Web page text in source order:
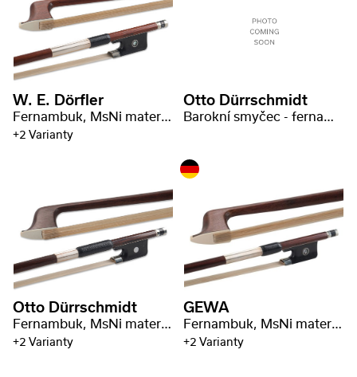
W. E. Dörfler
Fernambuk, MsNi materiál, včetně razítka
+2 Varianty
Otto Dürrschmidt
Barokní smyčec - fernambuk, hranaté provedení
Otto Dürrschmidt
Fernambuk, MsNi materiál, včetně razítka
+2 Varianty
GEWA
Fernambuk, MsNi materiál, včetně razítka
+2 Varianty